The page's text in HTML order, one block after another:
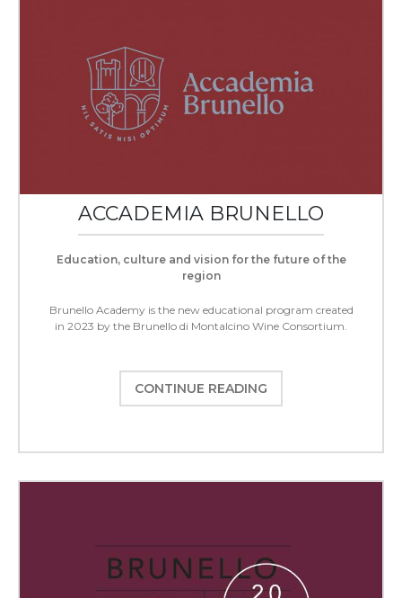
ACCADEMIA BRUNELLO
Education, culture and vision for the future of the
region
Brunello Academy is the new educational program created
in 2023 by the Brunello di Montalcino Wine Consortium.
CONTINUE READING